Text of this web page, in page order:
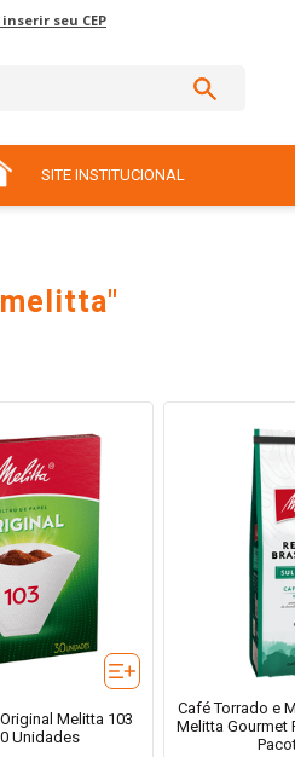
seu CEP
SITE INSTITUCIONAL
melitta
Melitta 103
Unidades
Café Torrado e
Melitta Gourmet